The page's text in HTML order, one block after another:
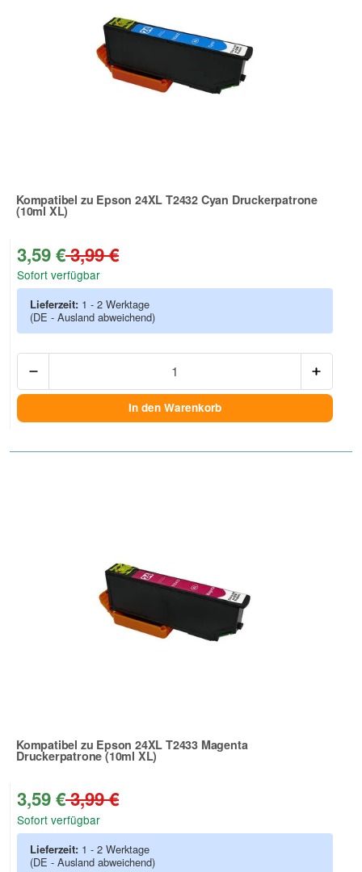
Kompatibel zu Epson 24XL T2432 Cyan Druckerpatrone
(10ml XL)
Zur Artikelbewertung
3,59 €3,99 €
Sofort verfügbar
Lieferzeit: 1 - 2 Werktage
(DE - Ausland abweichend)
In den Warenkorb
Kompatibel zu Epson 24XL T2433 Magenta
Druckerpatrone (10ml XL)
Zur Artikelbewertung
3,59 €3,99 €
Sofort verfügbar
Lieferzeit: 1 - 2 Werktage
(DE - Ausland abweichend)